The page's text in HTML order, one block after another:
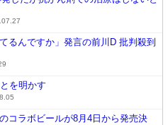
るんですか」発言の前川D 批判殺到
を明かす
コラボビールが8月4日から発売決